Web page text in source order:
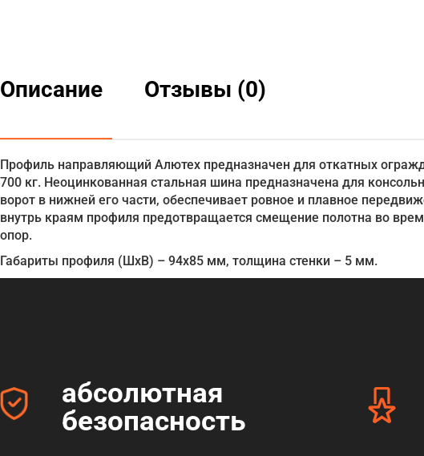
Описание Отзывы (0)
Профиль направляющий Алютех предназначен для откатных
700 кг. Неоцинкованная стальная шина предназначена для
ворот в нижней его части, обеспечивает ровное и плавное
внутрь краям профиля предотвращается смещение полотна во
опор.
Габариты профиля (ШхВ) – 94х85 мм, толщина стенки – 5 мм.
абсолютная
безопасность